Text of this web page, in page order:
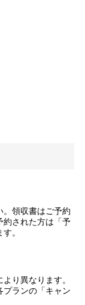
。領収書はご予約
約された方は「予
。
り異なります。
プランの「キャン